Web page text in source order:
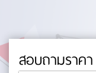
สอบถามราคา